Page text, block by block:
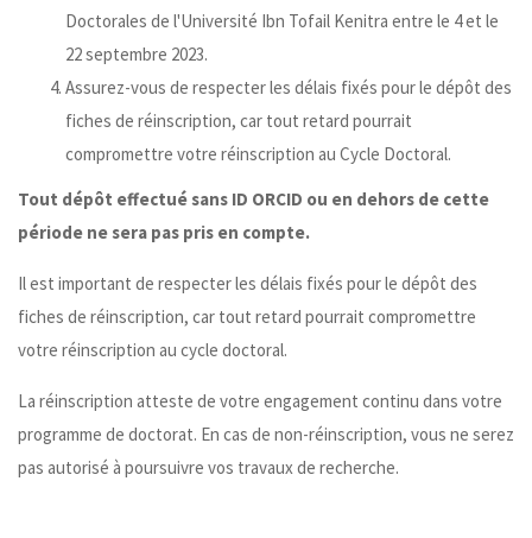
Doctorales de l'Université Ibn Tofail Kenitra entre le 4 et le
22 septembre 2023.
Assurez-vous de respecter les délais fixés pour le dépôt des
fiches de réinscription, car tout retard pourrait
compromettre votre réinscription au Cycle Doctoral.
Tout dépôt effectué sans ID ORCID ou en dehors de cette
période ne sera pas pris en compte.
Il est important de respecter les délais fixés pour le dépôt des
fiches de réinscription, car tout retard pourrait compromettre
votre réinscription au cycle doctoral.
La réinscription atteste de votre engagement continu dans votre
programme de doctorat. En cas de non-réinscription, vous ne serez
pas autorisé à poursuivre vos travaux de recherche.